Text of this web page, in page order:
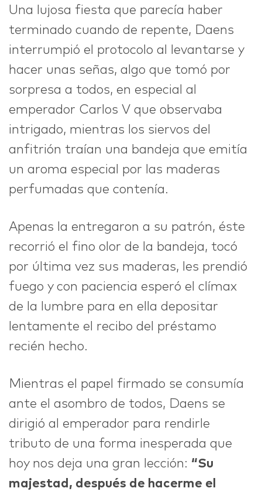
Una lujosa fiesta que parecía haber
terminado cuando de repente, Daens
interrumpió el protocolo al levantarse y
hacer unas señas, algo que tomó por
sorpresa a todos, en especial al
emperador Carlos V que observaba
intrigado, mientras los siervos del
anfitrión traían una bandeja que emitía
un aroma especial por las maderas
perfumadas que contenía.
Apenas la entregaron a su patrón, éste
recorrió el fino olor de la bandeja, tocó
por última vez sus maderas, les prendió
fuego y con paciencia esperó el clímax
de la lumbre para en ella depositar
lentamente el recibo del préstamo
recién hecho.
Mientras el papel firmado se consumía
ante el asombro de todos, Daens se
dirigió al emperador para rendirle
tributo de una forma inesperada que
hoy nos deja una gran lección: “Su
majestad, después de hacerme el